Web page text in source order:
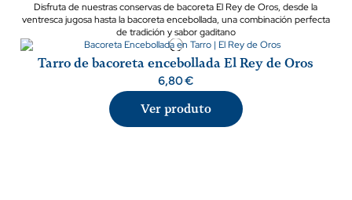
Disfruta de nuestras conservas de bacoreta El Rey de Oros, desde la
ventresca jugosa hasta la bacoreta encebollada, una combinación perfecta
de tradición y sabor gaditano
Tarro de bacoreta encebollada El Rey de Oros
6,80 €
Ver produto